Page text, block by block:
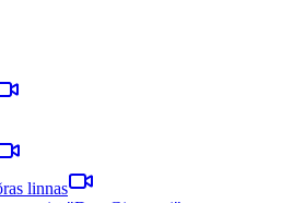
linnas